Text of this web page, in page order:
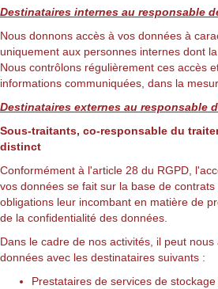
Destinataires internes au responsable
Nous donnons accès à vos données à
uniquement aux personnes internes dont
Nous contrôlons régulièrement ces accès
informations communiquées, dans la
Destinataires externes au responsable
Sous-traitants, co-responsable du
distinct
Conformément à l'article 28 du RGPD,
vos données se fait sur la base de
obligations leur incombant en matière de
de la confidentialité des données.
Dans le cadre de nos activités, il peut
données avec les destinataires suivants :
Prestataires de services de